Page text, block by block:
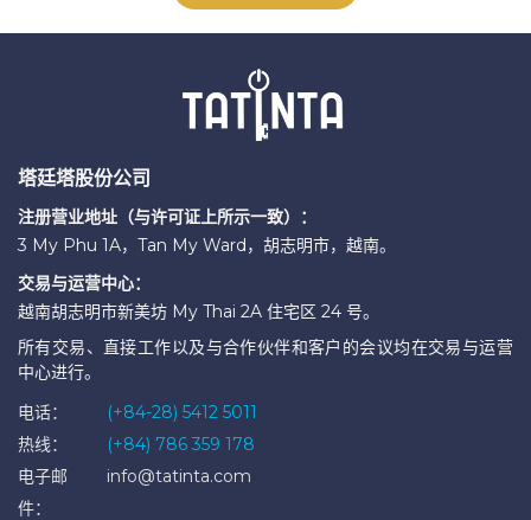
塔廷塔股份公司
注册营业地址（与许可证上所示一致）：
3 My Phu 1A，Tan My Ward，胡志明市，越南。
交易与运营中心：
越南胡志明市新美坊 My Thai 2A 住宅区 24 号。
所有交易、直接工作以及与合作伙伴和客户的会议均在交易与运营
中心进行。
电话：
(+84-28) 5412 5011
热线：
(+84) 786 359 178
电子邮
件：
info@tatinta.com